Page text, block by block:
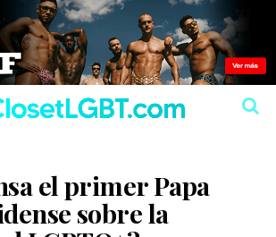
el primer Papa
sobre la